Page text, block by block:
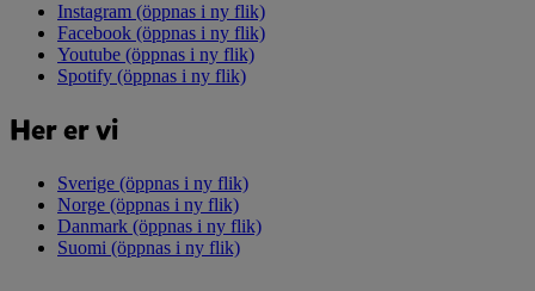
Instagram (öppnas i ny flik)
Facebook (öppnas i ny flik)
Youtube (öppnas i ny flik)
Spotify (öppnas i ny flik)
Her er vi
Sverige (öppnas i ny flik)
Norge (öppnas i ny flik)
Danmark (öppnas i ny flik)
Suomi (öppnas i ny flik)